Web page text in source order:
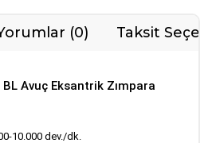
(0) Taksit
Avuç Eksantrik Zımpara
10.000 dev./dk.